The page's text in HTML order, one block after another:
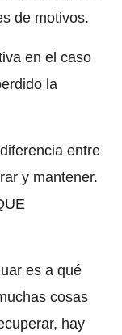
de motivos.
en el caso
la
entre
y mantener.
es a qué
cosas
hay